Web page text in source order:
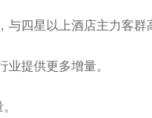
四星以上酒店主力客群
提供更多增量。